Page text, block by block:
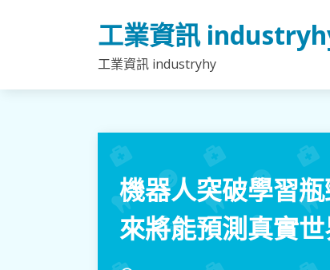
工業資訊
工業資訊 industryhy
機器人突破學習
來將能預測真實